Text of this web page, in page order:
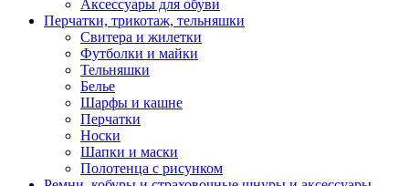
Аксессуары для обуви
Перчатки, трикотаж, тельняшки
Свитера и жилетки
Футболки и майки
Тельняшки
Белье
Шарфы и кашне
Перчатки
Носки
Шапки и маски
Полотенца с рисунком